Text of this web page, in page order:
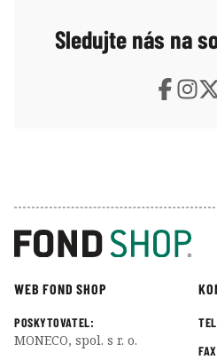
Sledujte nás na
WEB FOND SHOP
POSKYTOVATEL:
MONECO, spol. s r. o.